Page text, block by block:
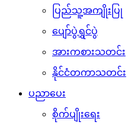
ပြည်သူ့အကျိုးပြု
ပျော်ပွဲရွှင်ပွဲ
အားကစားသတင်း
နိုင်ငံတကာသတင်း
ပညာပေး
စိုက်ပျိုးရေး